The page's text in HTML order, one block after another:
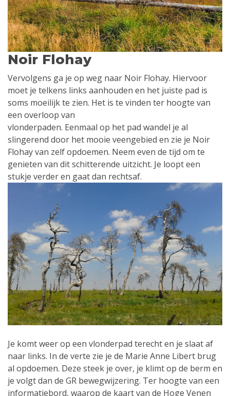
Noir Flohay
Vervolgens ga je op weg naar Noir Flohay. Hiervoor
moet je telkens links aanhouden en het juiste pad is
soms moeilijk te zien. Het is te vinden ter hoogte van
een overloop van
vlonderpaden. Eenmaal op het pad wandel je al
slingerend door het mooie veengebied en zie je Noir
Flohay van zelf opdoemen. Neem even de tijd om te
genieten van dit schitterende uitzicht. Je loopt een
stukje verder en gaat dan rechtsaf.
Je komt weer op een vlonderpad terecht en je slaat af
naar links. In de verte zie je de Marie Anne Libert brug
al opdoemen. Deze steek je over, je klimt op de berm en
je volgt dan de GR bewegwijzering. Ter hoogte van een
informatiebord, waarop de kaart van de Hoge Venen